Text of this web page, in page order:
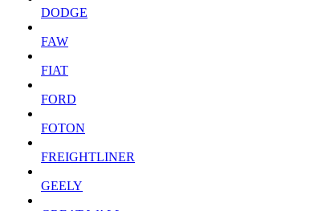
DODGE
FAW
FIAT
FORD
FOTON
FREIGHTLINER
GEELY